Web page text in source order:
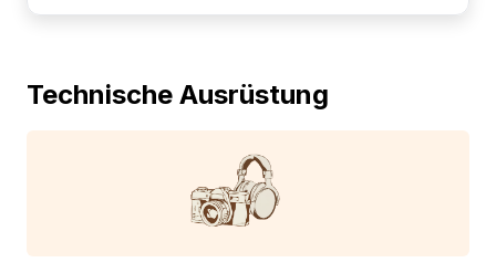
Technische Ausrüstung